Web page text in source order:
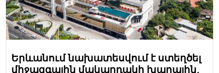
Երևանում նախատեսվում է ստեղծել
միջազգային մակարդակի խաղային,